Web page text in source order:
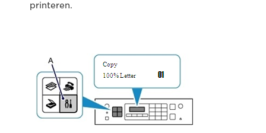
printeren.